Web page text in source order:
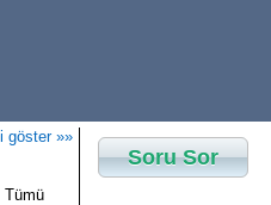
göster »»
Tümü
Soru Sor